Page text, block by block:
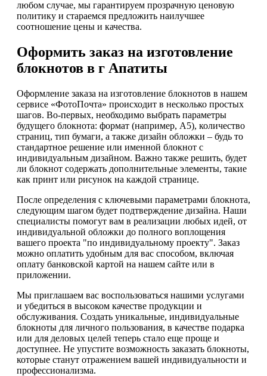
любом случае, мы гарантируем прозрачную ценовую
политику и стараемся предложить наилучшее
соотношение цены и качества.
Оформить заказ на изготовление
блокнотов в г Апатиты
Оформление заказа на изготовление блокнотов в нашем
сервисе «ФотоПочта» происходит в несколько простых
шагов. Во-первых, необходимо выбрать параметры
будущего блокнота: формат (например, А5), количество
страниц, тип бумаги, а также дизайн обложки – будь то
стандартное решение или именной блокнот с
индивидуальным дизайном. Важно также решить, будет
ли блокнот содержать дополнительные элементы, такие
как принт или рисунок на каждой странице.
После определения с ключевыми параметрами блокнота,
следующим шагом будет подтверждение дизайна. Наши
специалисты помогут вам в реализации любых идей, от
индивидуальной обложки до полного воплощения
вашего проекта "по индивидуальному проекту". Заказ
можно оплатить удобным для вас способом, включая
оплату банковской картой на нашем сайте или в
приложении.
Мы приглашаем вас воспользоваться нашими услугами
и убедиться в высоком качестве продукции и
обслуживания. Создать уникальные, индивидуальные
блокноты для личного пользования, в качестве подарка
или для деловых целей теперь стало еще проще и
доступнее. Не упустите возможность заказать блокноты,
которые станут отражением вашей индивидуальности и
профессионализма.